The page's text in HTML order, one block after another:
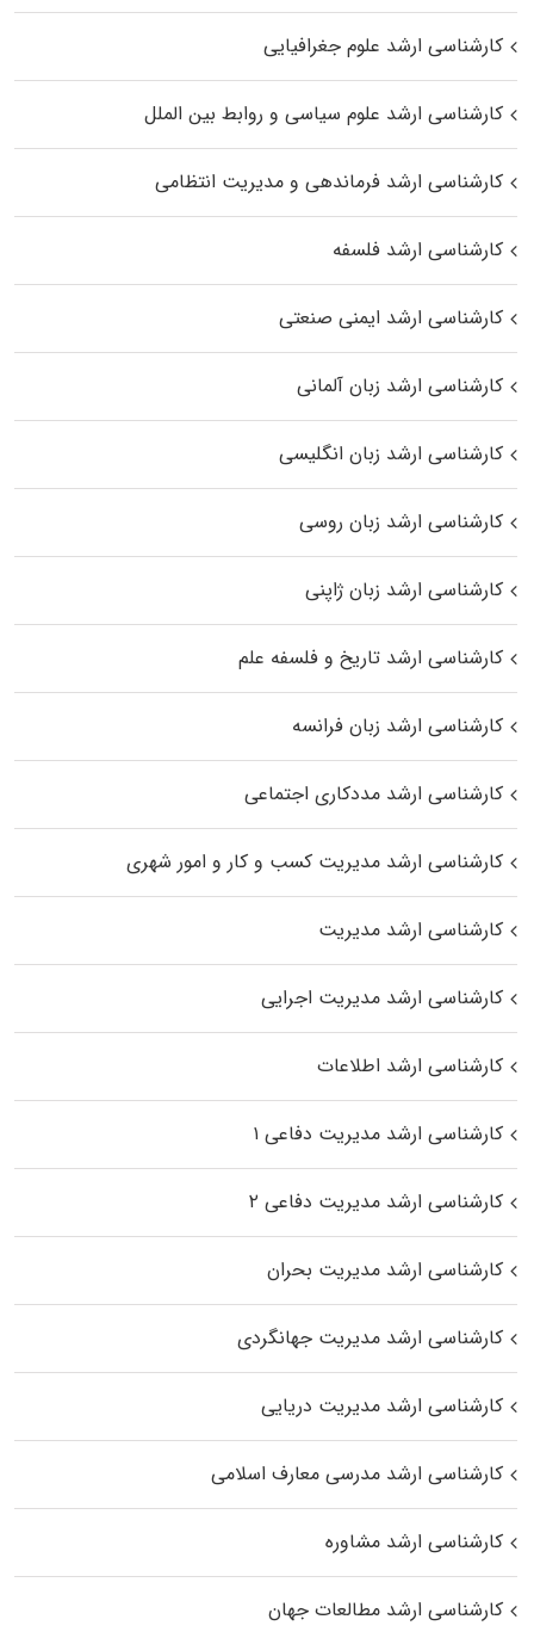
کارشناسی ارشد علوم جغرافیایی
کارشناسی ارشد علوم سیاسی و روابط بین الملل
کارشناسی ارشد فرماندهی و مدیریت انتظامی
کارشناسی ارشد فلسفه
کارشناسی ارشد ایمنی صنعتی
کارشناسی ارشد زبان آلمانی
کارشناسی ارشد زبان انگلیسی
کارشناسی ارشد زبان روسی
کارشناسی ارشد زبان ژاپنی
کارشناسی ارشد تاریخ و فلسفه علم
کارشناسی ارشد زبان فرانسه
کارشناسی ارشد مددکاری اجتماعی
کارشناسی ارشد مدیریت کسب و کار و امور شهری
کارشناسی ارشد مدیریت
کارشناسی ارشد مدیریت اجرایی
کارشناسی ارشد اطلاعات
کارشناسی ارشد مدیریت دفاعی ۱
کارشناسی ارشد مدیریت دفاعی ۲
کارشناسی ارشد مدیریت بحران
کارشناسی ارشد مدیریت جهانگردی
کارشناسی ارشد مدیریت دریایی
کارشناسی ارشد مدرسی معارف اسلامی
کارشناسی ارشد مشاوره
کارشناسی ارشد مطالعات جهان